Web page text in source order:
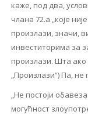
каже, под два,
члана 72.а „које
произлази, значи,
инвеститорима за
произлази. Шта ако
„Произлази“) Па, не
„Не постоји
могућност